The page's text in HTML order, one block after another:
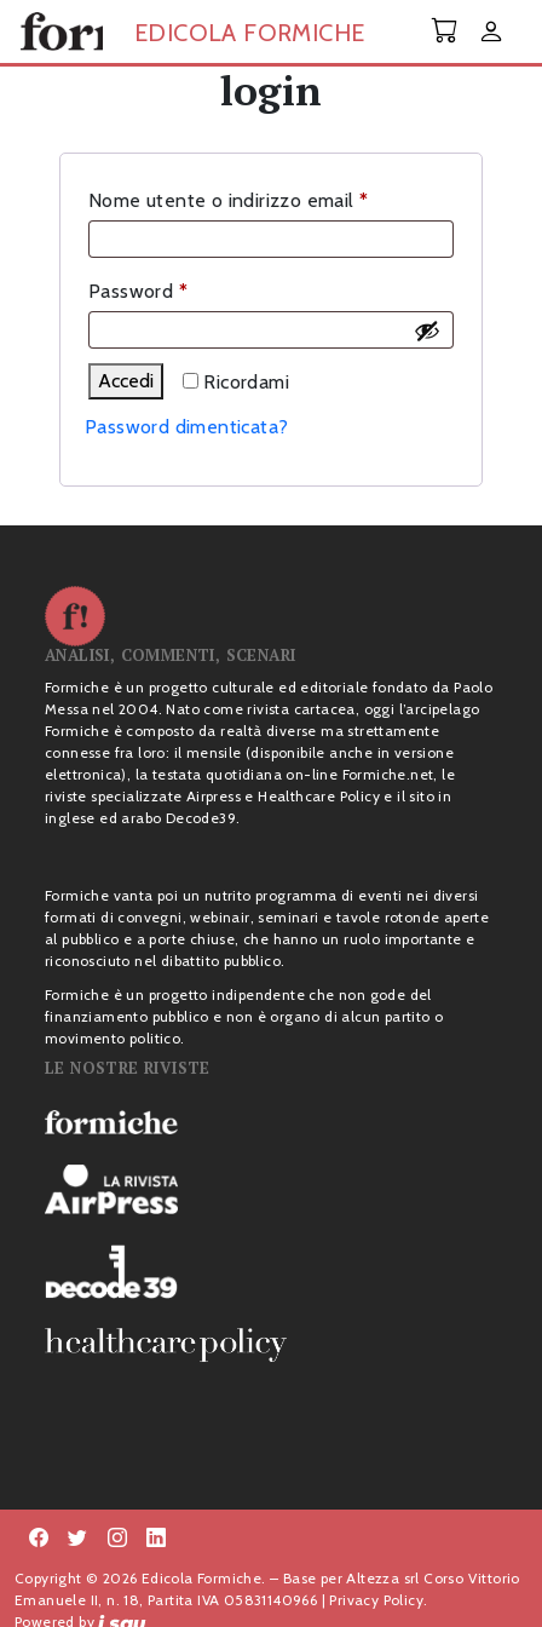
Skip to main content
EDICOLA FORMICHE
login
Nome utente o indirizzo email *Richiesto
Password *Richiesto
Ricordami
Accedi
Password dimenticata?
ANALISI, COMMENTI, SCENARI
Formiche è un progetto culturale ed editoriale fondato da Paolo
Messa nel 2004. Nato come rivista cartacea, oggi l’arcipelago
Formiche è composto da realtà diverse ma strettamente
connesse fra loro: il mensile (disponibile anche in versione
elettronica), la testata quotidiana on-line Formiche.net, le
riviste specializzate Airpress e Healthcare Policy e il sito in
inglese ed arabo Decode39.
Formiche vanta poi un nutrito programma di eventi nei diversi
formati di convegni, webinair, seminari e tavole rotonde aperte
al pubblico e a porte chiuse, che hanno un ruolo importante e
riconosciuto nel dibattito pubblico.
Formiche è un progetto indipendente che non gode del
finanziamento pubblico e non è organo di alcun partito o
movimento politico.
LE NOSTRE RIVISTE
Copyright © 2026 Edicola Formiche. – Base per Altezza srl Corso Vittorio
Emanuele II, n. 18, Partita IVA 05831140966 |Privacy Policy.
Powered by